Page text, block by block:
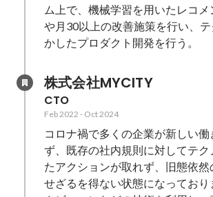
ム上で、機械学習を用いたレコメ
や月30以上の改善施策を行い、
かしたプロダクト開発を行う。
株式会社MYCITY
CTO
Feb 2022 - Oct 2024
コロナ禍で多くの企業が新しい働
ず、既存の社内規則に対してテク
たアクションが取れず、旧態依
せざるを得ない状態になっており